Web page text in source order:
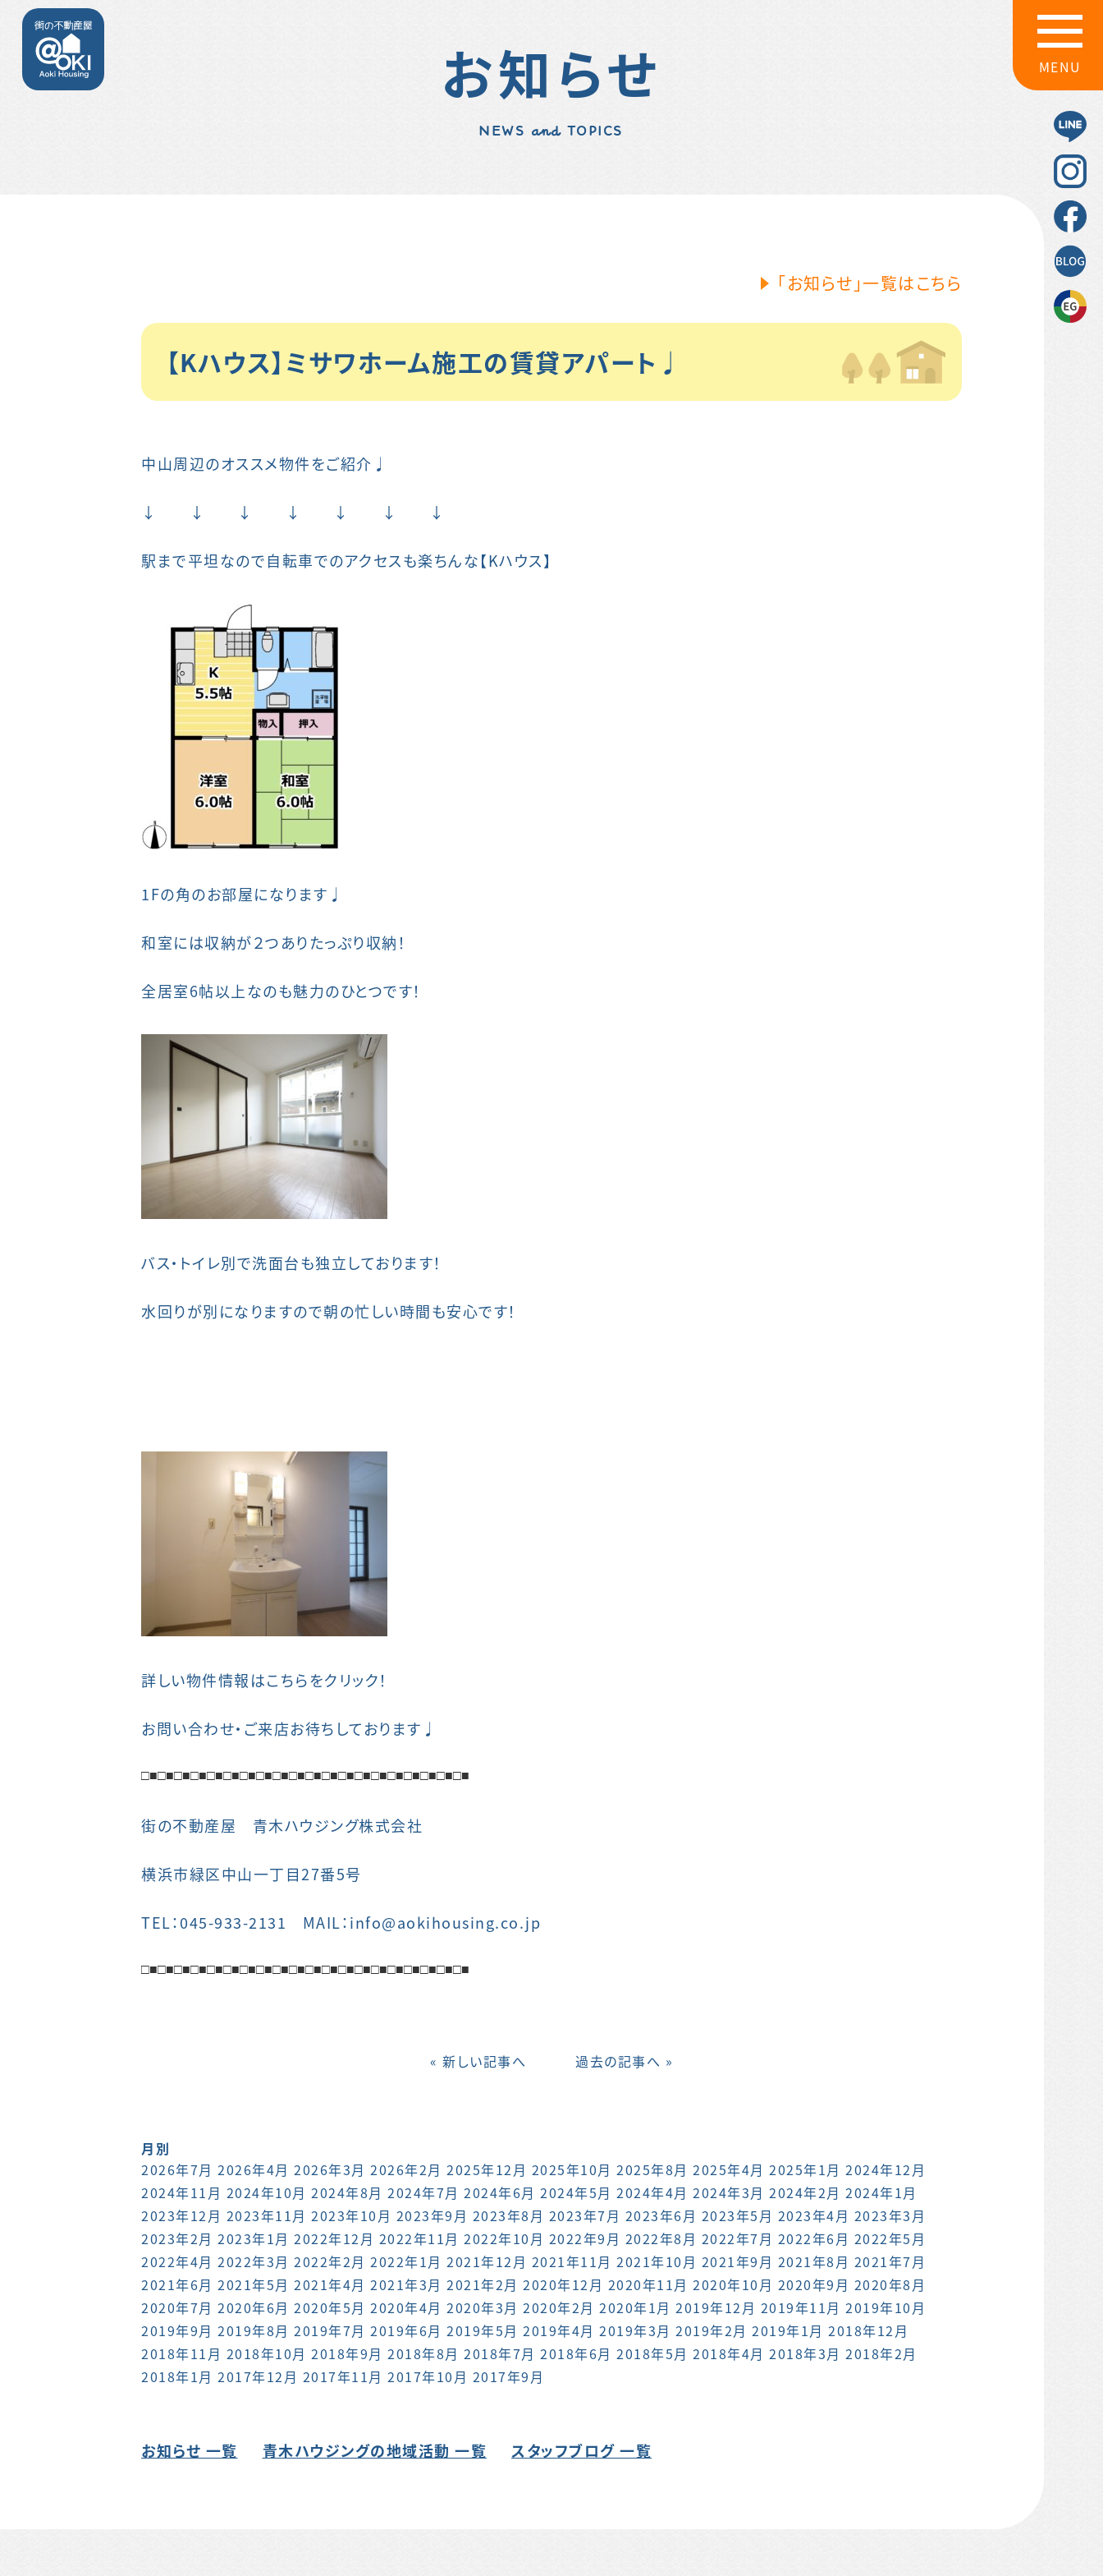
MENU
お知らせ
NEWS and TOPICS
「お知らせ」一覧はこちら
【Kハウス】ミサワホーム施工の賃貸アパート♩
中山周辺のオススメ物件をご紹介♩
↓ ↓ ↓ ↓ ↓ ↓ ↓
駅まで平坦なので自転車でのアクセスも楽ちんな【Kハウス】
1Fの角のお部屋になります♩
和室には収納が２つありたっぷり収納！
全居室6帖以上なのも魅力のひとつです！
バス・トイレ別で洗面台も独立しております！
水回りが別になりますので朝の忙しい時間も安心です！
詳しい物件情報はこちらをクリック！
お問い合わせ・ご来店お待ちしております♩
□■□■□■□■□■□■□■□■□■□■□■□■□■□■□■□■□■□■□■□■
街の不動産屋 青木ハウジング株式会社
横浜市緑区中山一丁目27番5号
TEL：045-933-2131 MAIL：info@aokihousing.co.jp
□■□■□■□■□■□■□■□■□■□■□■□■□■□■□■□■□■□■□■□■
« 新しい記事へ 過去の記事へ »
月別
2026年7月 2026年4月 2026年3月 2026年2月 2025年12月 2025年10月 2025年8月 2025年4月 2025年1月 2024年12月
2024年11月 2024年10月 2024年8月 2024年7月 2024年6月 2024年5月 2024年4月 2024年3月 2024年2月 2024年1月
2023年12月 2023年11月 2023年10月 2023年9月 2023年8月 2023年7月 2023年6月 2023年5月 2023年4月 2023年3月
2023年2月 2023年1月 2022年12月 2022年11月 2022年10月 2022年9月 2022年8月 2022年7月 2022年6月 2022年5月
2022年4月 2022年3月 2022年2月 2022年1月 2021年12月 2021年11月 2021年10月 2021年9月 2021年8月 2021年7月
2021年6月 2021年5月 2021年4月 2021年3月 2021年2月 2020年12月 2020年11月 2020年10月 2020年9月 2020年8月
2020年7月 2020年6月 2020年5月 2020年4月 2020年3月 2020年2月 2020年1月 2019年12月 2019年11月 2019年10月
2019年9月 2019年8月 2019年7月 2019年6月 2019年5月 2019年4月 2019年3月 2019年2月 2019年1月 2018年12月
2018年11月 2018年10月 2018年9月 2018年8月 2018年7月 2018年6月 2018年5月 2018年4月 2018年3月 2018年2月
2018年1月 2017年12月 2017年11月 2017年10月 2017年9月
お知らせ 一覧 青木ハウジングの地域活動 一覧 スタッフブログ 一覧